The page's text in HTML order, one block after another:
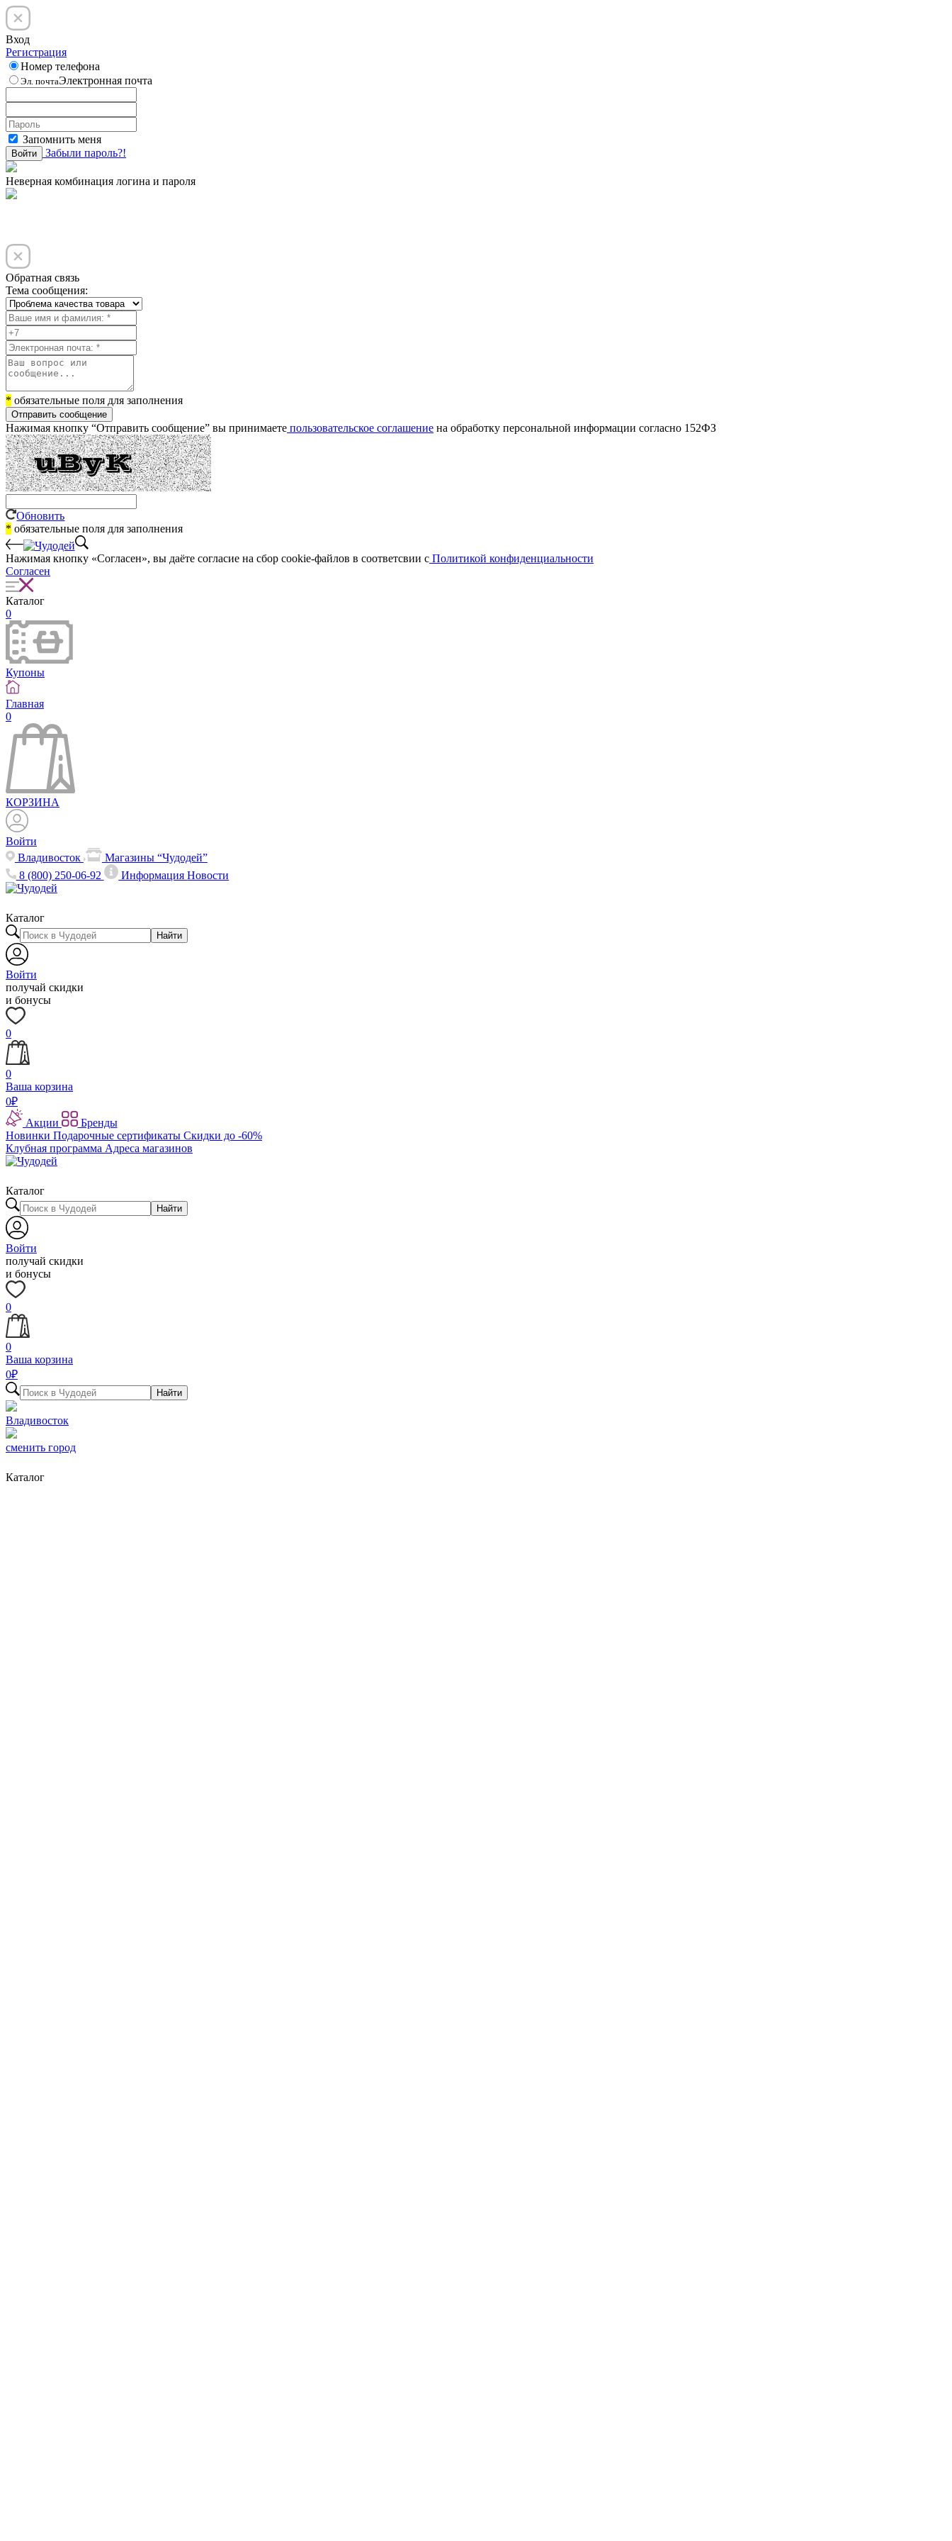
Вход
Регистрация
Номер телефона
Эл. почтаЭлектронная почта
Запомнить меня
Войти Забыли пароль?!
Неверная комбинация логина и пароля
Обратная связь
Тема сообщения:
* обязательные поля для заполнения
Отправить сообщение
Нажимая кнопку “Отправить сообщение” вы принимаете пользовательское соглашение на обработку персональной информации согласно 152ФЗ
Обновить
* обязательные поля для заполнения
Нажимая кнопку «Согласен», вы даёте cогласие на сбор cookie-файлов в соответсвии с Политикой конфиденциальности
Согласен
Каталог
0
Купоны
Главная
0
КОРЗИНА
Войти
Владивосток
Магазины “Чудодей”
8 (800) 250-06-92
ИнформацияНовости
Каталог
Найти
Войти
получай скидки
и бонусы
0
0
Ваша корзина
0₽
Акции
Бренды
Новинки Подарочные сертификаты Скидки до -60%
Клубная программа Адреса магазинов
Каталог
Найти
Войти
получай скидки
и бонусы
0
0
Ваша корзина
0₽
Найти
Владивосток
сменить город
Каталог